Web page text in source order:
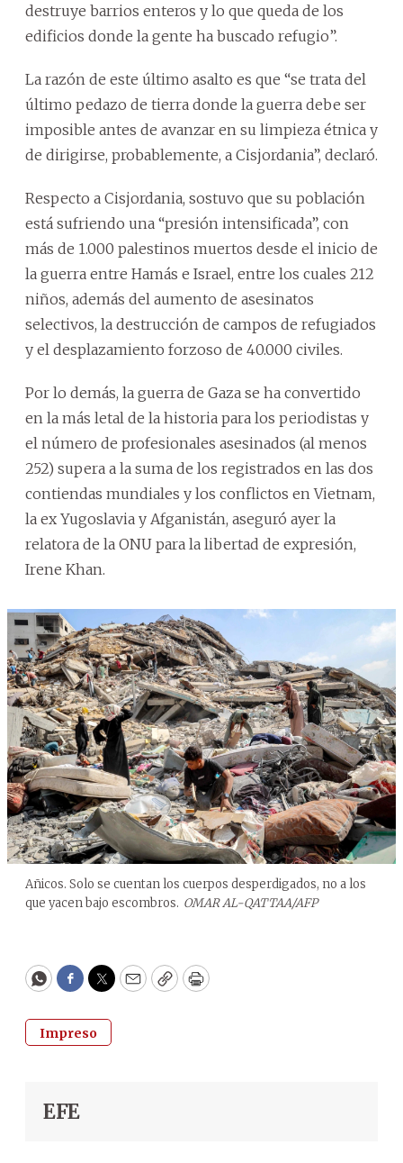
destruye barrios enteros y lo que queda de los
edificios donde la gente ha buscado refugio”.
La razón de este último asalto es que “se trata del
último pedazo de tierra donde la guerra debe ser
imposible antes de avanzar en su limpieza étnica y
de dirigirse, probablemente, a Cisjordania”, declaró.
Respecto a Cisjordania, sostuvo que su población
está sufriendo una “presión intensificada”, con
más de 1.000 palestinos muertos desde el inicio de
la guerra entre Hamás e Israel, entre los cuales 212
niños, además del aumento de asesinatos
selectivos, la destrucción de campos de refugiados
y el desplazamiento forzoso de 40.000 civiles.
Por lo demás, la guerra de Gaza se ha convertido
en la más letal de la historia para los periodistas y
el número de profesionales asesinados (al menos
252) supera a la suma de los registrados en las dos
contiendas mundiales y los conflictos en Vietnam,
la ex Yugoslavia y Afganistán, aseguró ayer la
relatora de la ONU para la libertad de expresión,
Irene Khan.
Añicos. Solo se cuentan los cuerpos desperdigados, no a los
que yacen bajo escombros. OMAR AL-QATTAA/AFP
WhatsApp
Facebook
Twitter
EmailCopyPrint
Impreso
EFE